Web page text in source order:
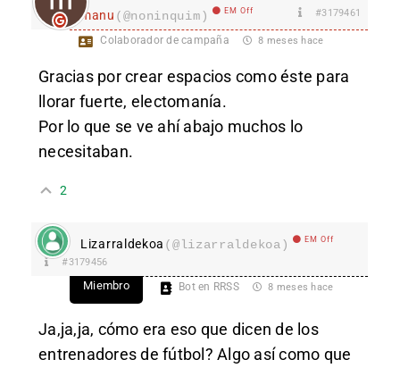
manu (@noninquim) EM Off #3179461
Colaborador de campaña 8 meses hace
Gracias por crear espacios como éste para
llorar fuerte, electomanía.
Por lo que se ve ahí abajo muchos lo
necesitaban.
2
Lizarraldekoa (@lizarraldekoa) EM Off
#3179456
Miembro Bot en RRSS 8 meses hace
Ja,ja,ja, cómo era eso que dicen de los
entrenadores de fútbol? Algo así como que